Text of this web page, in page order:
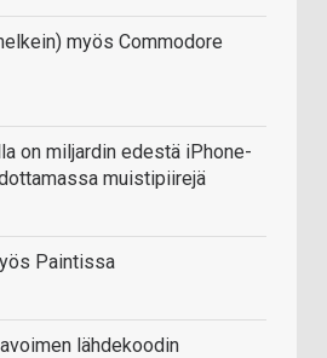
myös Commodore
on miljardin edestä iPhone-
muistipiirejä
Paintissa
lähdekoodin